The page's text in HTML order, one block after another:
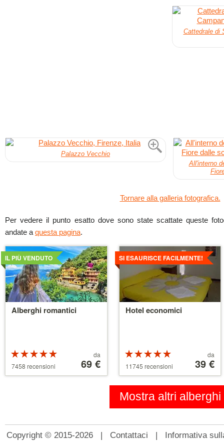
Cattedrale di
Palazzo Vecchio
All'interno
Tornare alla galleria fotografica.
Per vedere il punto esatto dove sono state scattate queste
andate a questa pagina.
Alberghi romantici
IL PIÙ VENDUTO
Valutazione:
5 su 5 stelle
7458 recensioni partire
da
da
69 €
Dettagli
Hotel economici
SI ESAURISCE FACILMENTE!
Valutazione:
5 su 5 stelle
11745 recensioni partire
da
110 €
da
39 €
Dettagli
Mostra altri alberghi
Copyright © 2015-2026 | Contattaci
Informativa